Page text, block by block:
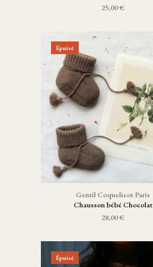
25,00 €
Épuisé
Gentil Coquelicot Paris
Chausson bébé Chocolat
28,00 €
Épuisé